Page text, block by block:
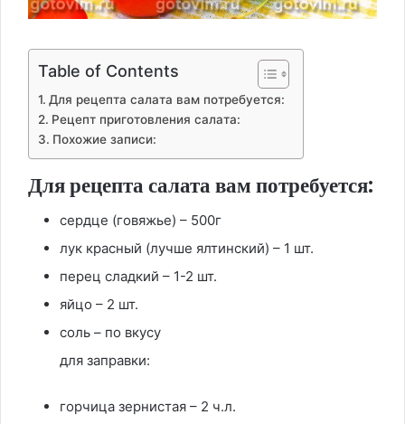
Table of Contents
Для рецепта салата вам потребуется:
Рецепт приготовления салата:
Похожие записи:
Для рецепта салата вам потребуется:
сердце (говяжье) – 500г
лук красный (лучше ялтинский) – 1 шт.
перец сладкий – 1-2 шт.
яйцо – 2 шт.
соль – по вкусу
для заправки:
горчица зернистая – 2 ч.л.